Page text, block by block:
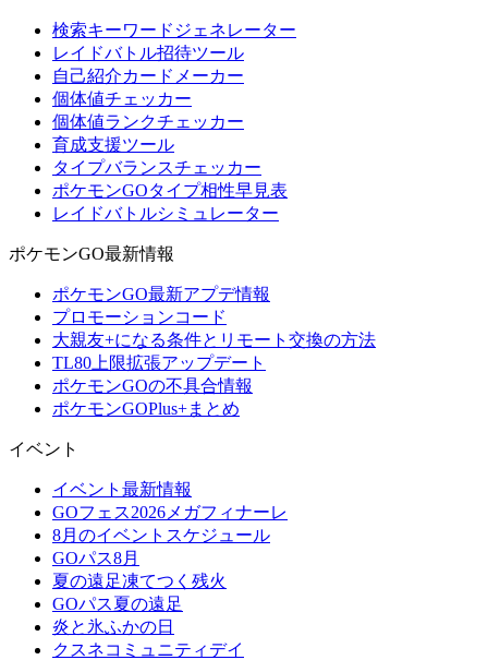
検索キーワードジェネレーター
レイドバトル招待ツール
自己紹介カードメーカー
個体値チェッカー
個体値ランクチェッカー
育成支援ツール
タイプバランスチェッカー
ポケモンGOタイプ相性早見表
レイドバトルシミュレーター
ポケモンGO最新情報
ポケモンGO最新アプデ情報
プロモーションコード
大親友+になる条件とリモート交換の方法
TL80上限拡張アップデート
ポケモンGOの不具合情報
ポケモンGOPlus+まとめ
イベント
イベント最新情報
GOフェス2026メガフィナーレ
8月のイベントスケジュール
GOパス8月
夏の遠足凍てつく残火
GOパス夏の遠足
炎と氷ふかの日
クスネコミュニティデイ